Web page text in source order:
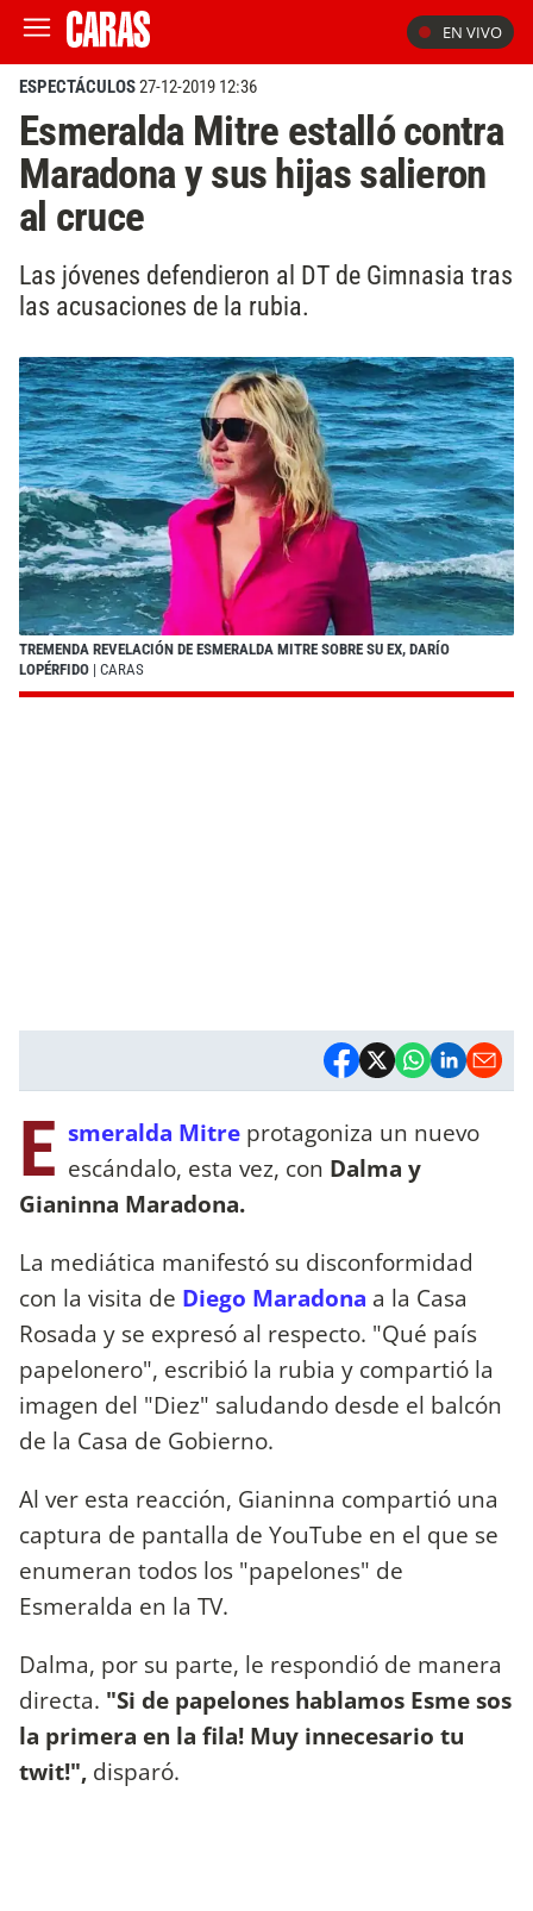
EN VIVO
ESPECTÁCULOS27-12-2019 12:36
Esmeralda Mitre estalló contra
Maradona y sus hijas salieron
al cruce
Las jóvenes defendieron al DT de Gimnasia tras
las acusaciones de la rubia.
TREMENDA REVELACIÓN DE ESMERALDA MITRE SOBRE SU EX, DARÍO
LOPÉRFIDO | CARAS
E smeralda Mitre protagoniza un nuevo
escándalo, esta vez, con Dalma y
Gianinna Maradona.
La mediática manifestó su disconformidad
con la visita de Diego Maradona a la Casa
Rosada y se expresó al respecto. "Qué país
papelonero", escribió la rubia y compartió la
imagen del "Diez" saludando desde el balcón
de la Casa de Gobierno.
Al ver esta reacción, Gianinna compartió una
captura de pantalla de YouTube en el que se
enumeran todos los "papelones" de
Esmeralda en la TV.
Dalma, por su parte, le respondió de manera
directa. "Si de papelones hablamos Esme sos
la primera en la fila! Muy innecesario tu
twit!", disparó.